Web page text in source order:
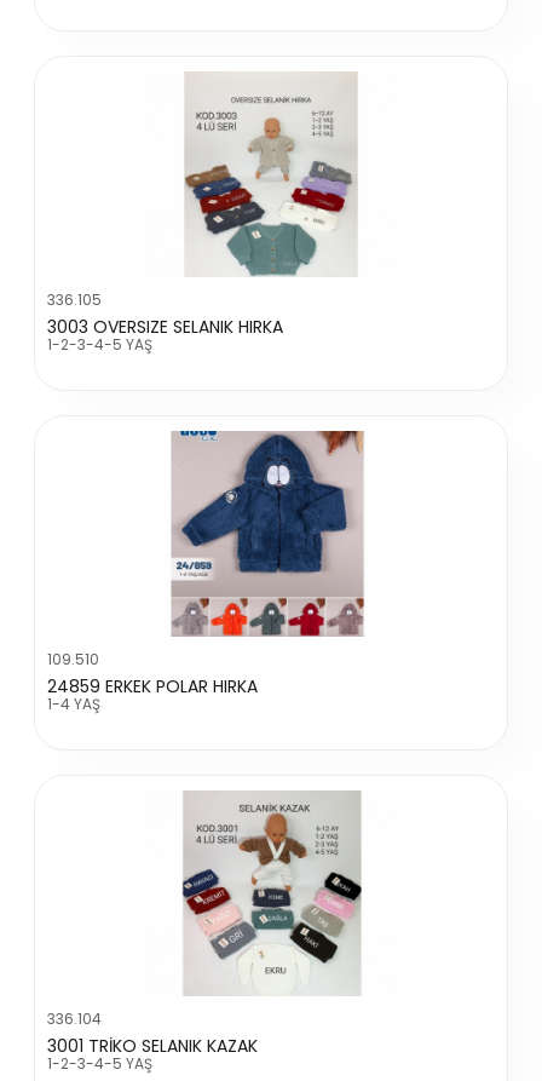
336.105
3003 OVERSIZE SELANIK HIRKA
1-2-3-4-5 YAŞ
109.510
24859 ERKEK POLAR HIRKA
1-4 YAŞ
336.104
3001 TRİKO SELANIK KAZAK
1-2-3-4-5 YAŞ